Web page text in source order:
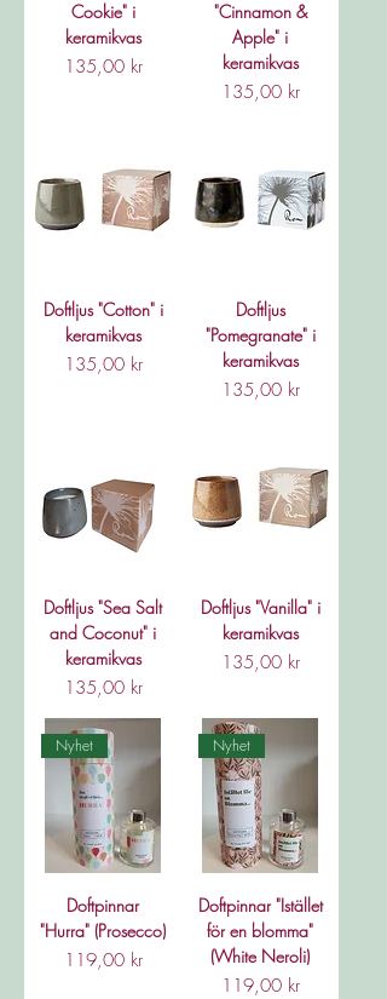
Cookie" i
keramikvas
Pris
135,00 kr
"Cinnamon &
Apple" i
keramikvas
Pris
135,00 kr
Doftljus "Cotton" i
keramikvas
Pris
135,00 kr
Doftljus
"Pomegranate" i
keramikvas
Pris
135,00 kr
Doftljus "Sea Salt
and Coconut" i
keramikvas
Pris
135,00 kr
Doftljus "Vanilla" i
keramikvas
Pris
135,00 kr
Nyhet
Doftpinnar
"Hurra" (Prosecco)
Pris
119,00 kr
Nyhet
Doftpinnar "Istället
för en blomma"
(White Neroli)
Pris
119,00 kr